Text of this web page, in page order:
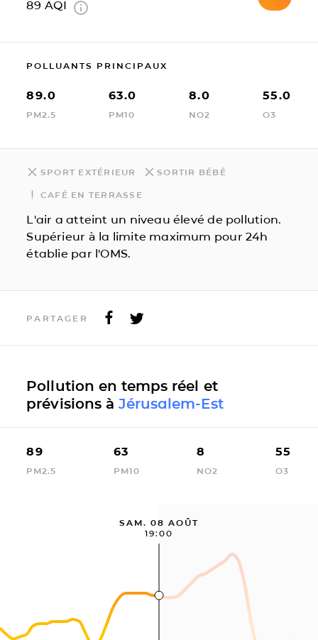
89 AQI
POLLUANTS PRINCIPAUX
89.0
PM2.5
63.0
PM10
8.0
NO2
55.0
O3
SPORT EXTÉRIEUR SORTIR BÉBÉ
CAFÉ EN TERRASSE
L'air a atteint un niveau élevé de pollution.
Supérieur à la limite maximum pour 24h
établie par l'OMS.
PARTAGER
Pollution en temps réel et
prévisions à Jérusalem-Est
89
PM2.5
63
PM10
8
NO2
55
O3
SAM. 08 AOÛT
19:00